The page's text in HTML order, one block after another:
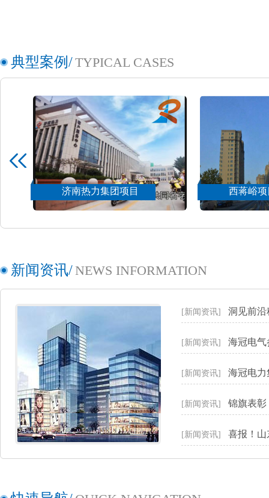
典型案例/TYPICAL CASES
西蒋峪项目 绿城房
新闻资讯/NEWS INFORMATION
[新闻资讯] 洞见前沿
[新闻资讯] 海冠电气
[新闻资讯] 海冠电力
[新闻资讯] 锦旗表彰
[新闻资讯] 喜报！山